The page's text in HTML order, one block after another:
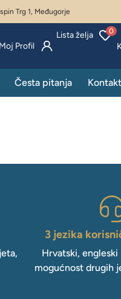
Trg 1, Međugorje
Lista želja 0
Moj Profil
Česta pitanja Kontakt
3 jezika
Hrvatski, engleski
mogućnost drugih